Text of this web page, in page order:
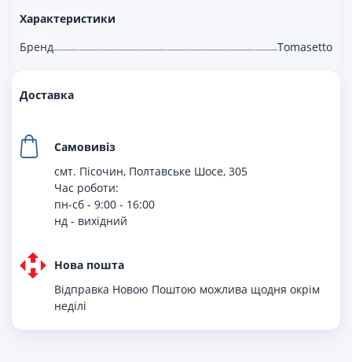
Характеристики
Бренд
Tomasetto
Доставка
Самовивіз
смт. Пісочин, Полтавське Шосе, 305
Час роботи:
пн-сб - 9:00 - 16:00
нд - вихiдний
Нова пошта
Відправка Новою Поштою можлива щодня окрім
неділі